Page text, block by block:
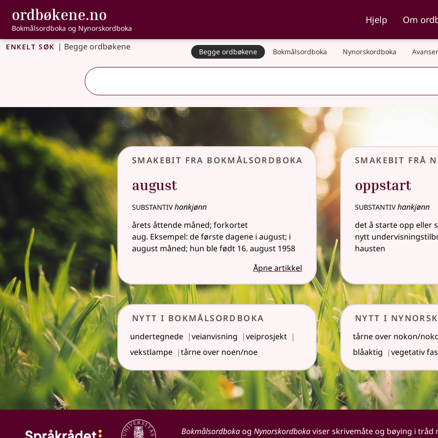
Gå til hovudinnhald
Tilgjenge
ordbøkene.no , Bokmålsordboka og Nynorskordboka
Bokmålsordboka og Nynorskordboka
Hjelp Om
Enkelt søk | Begge ordbøkene Begge ordbøkene Bokmålsordboka Nynorskordboka
Smakebit fra Bokmålsordboka
august
substantivhankjønn
årets åttende måned; forkortet
aug. Eksempel: de første dagene i august; i
august måned; hun ble født 16. august 1958
Åpne artikkel
Smakebit frå
oppstart
substantivhankjønn
det å starte opp eller
nytt
hausten
Nytt i Bokmålsordboka
undertegnede veianvisning
veiprosjekt
vekstlampe
tårne over noen/noe
Nytt i
tårne over nokon/
blåaktig
vegetativ
Bokmålsordbokaog Nynorskordbokaviser skrivemåte og bøying i tråd